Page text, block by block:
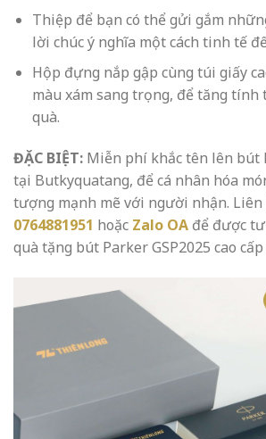
Thiệp để bạn có thể gửi gắm
lời chúc ý nghĩa một cách tinh tế
Hộp đựng nắp gập cùng túi giấy
màu xám sang trọng, để tăng tính
quà.
ĐẶC BIỆT: Miễn phí khắc tên lên bút
tại Butkyquatang, để cá nhân hóa
tượng mạnh mẽ với người nhận.
0764881951 hoặc Zalo OA để được
quà tặng bút Parker GSP2025 cao